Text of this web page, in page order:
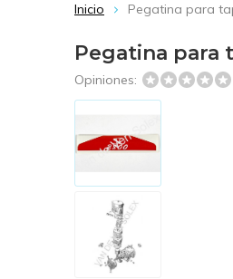
Inicio Pegatina para
Pegatina para
Opiniones: